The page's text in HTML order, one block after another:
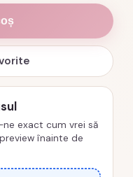
exact cum vrei să
înainte de